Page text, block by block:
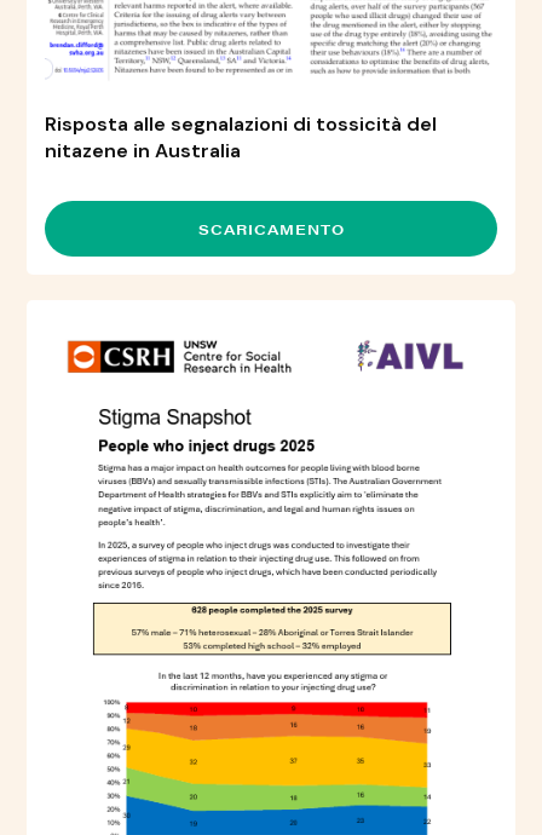
Risposta alle segnalazioni di tossicità del
nitazene in Australia
SCARICAMENTO